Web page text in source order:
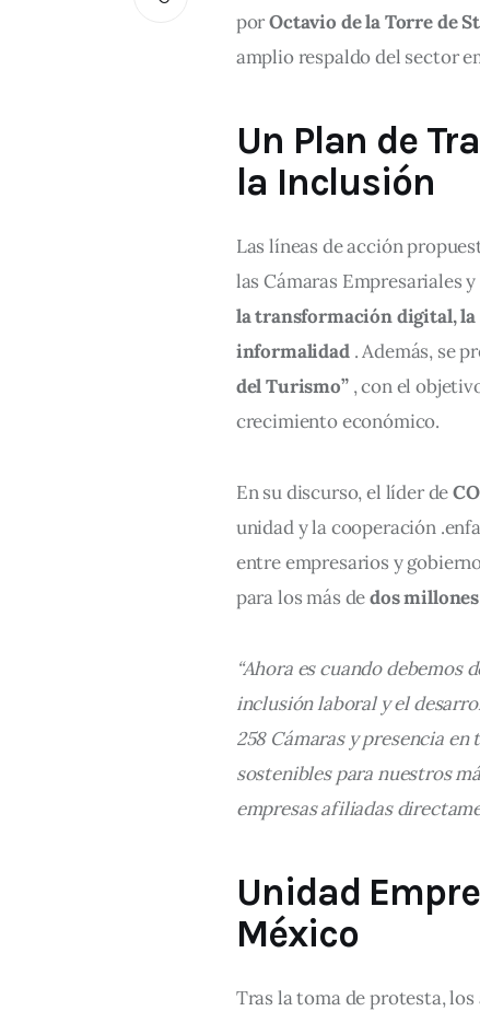
por Octavio de la Torre de
amplio respaldo del sector
Un Plan de
la Inclusión
Las líneas de acción
las Cámaras Empresariales
la transformación digital,
informalidad . Además, se
del Turismo” , con el
crecimiento económico.
En su discurso, el líder de
unidad y la cooperación .
entre empresarios y
para los más de dos
“Ahora es cuando
inclusión laboral y el
258 Cámaras y presencia
sostenibles para nuestros
empresas afiliadas
Unidad
México
Tras la toma de protesta,